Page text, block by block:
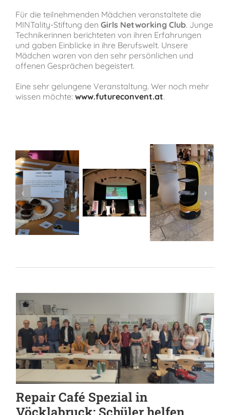
Für die teilnehmenden Mädchen veranstaltete die
MINTality-Stiftung den Girls Networking Club. Junge
Technikerinnen berichteten von ihren Erfahrungen
und gaben Einblicke in ihre Berufswelt. Unsere
Mädchen waren von den sehr persönlichen und
offenen Gesprächen begeistert.
Eine sehr gelungene Veranstaltung. Wer noch mehr
wissen möchte: www.futureconvent.at.
Repair Café Spezial in